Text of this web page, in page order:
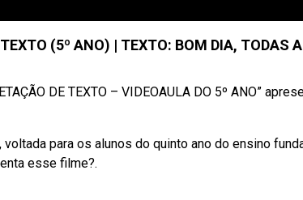
(5º ANO) | TEXTO: BOM DIA, TODAS
DE TEXTO – VIDEOAULA DO 5º ANO”
para os alunos do quinto ano do ensino
esse filme?.